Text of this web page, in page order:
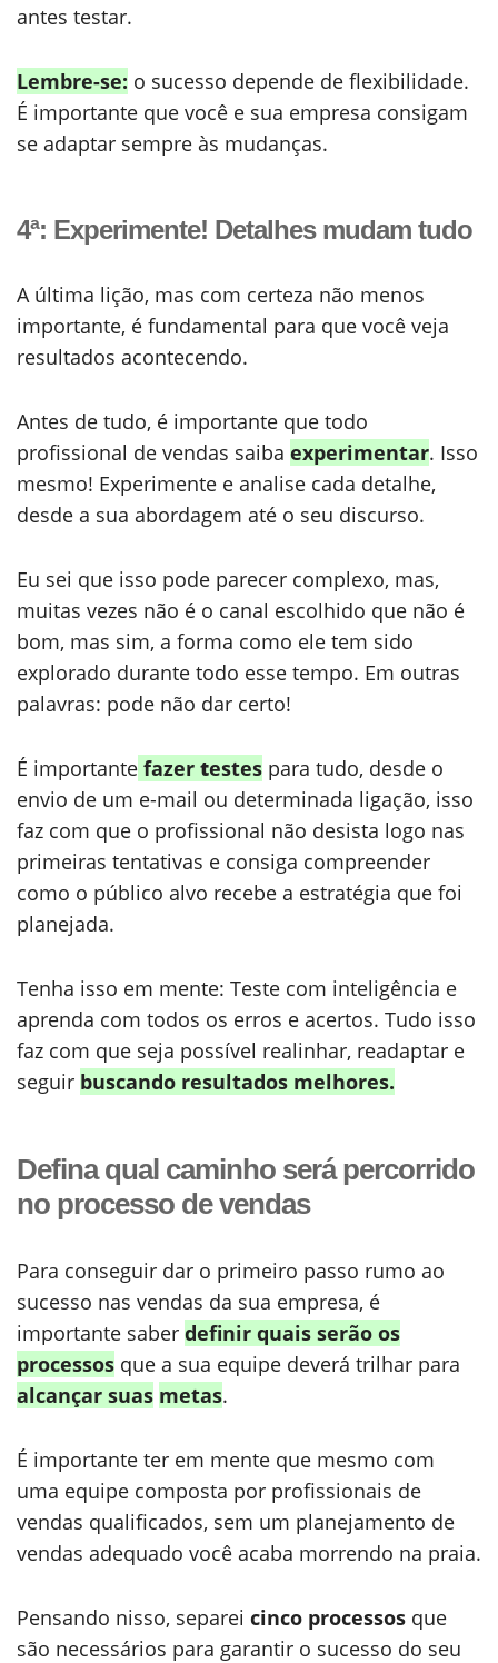
antes testar.
Lembre-se: o sucesso depende de flexibilidade.
É importante que você e sua empresa consigam
se adaptar sempre às mudanças.
4ª: Experimente! Detalhes mudam tudo
A última lição, mas com certeza não menos
importante, é fundamental para que você veja
resultados acontecendo.
Antes de tudo, é importante que todo
profissional de vendas saiba experimentar. Isso
mesmo! Experimente e analise cada detalhe,
desde a sua abordagem até o seu discurso.
Eu sei que isso pode parecer complexo, mas,
muitas vezes não é o canal escolhido que não é
bom, mas sim, a forma como ele tem sido
explorado durante todo esse tempo. Em outras
palavras: pode não dar certo!
É importante fazer testes para tudo, desde o
envio de um e-mail ou determinada ligação, isso
faz com que o profissional não desista logo nas
primeiras tentativas e consiga compreender
como o público alvo recebe a estratégia que foi
planejada.
Tenha isso em mente: Teste com inteligência e
aprenda com todos os erros e acertos. Tudo isso
faz com que seja possível realinhar, readaptar e
seguir buscando resultados melhores.
Defina qual caminho será percorrido
no processo de vendas
Para conseguir dar o primeiro passo rumo ao
sucesso nas vendas da sua empresa, é
importante saber definir quais serão os
processos que a sua equipe deverá trilhar para
alcançar suas metas.
É importante ter em mente que mesmo com
uma equipe composta por profissionais de
vendas qualificados, sem um planejamento de
vendas adequado você acaba morrendo na praia.
Pensando nisso, separei cinco processos que
são necessários para garantir o sucesso do seu